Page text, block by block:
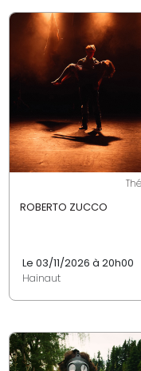
ROBERTO ZUCCO
Le 03/11/2026 à 20h00
Hainaut